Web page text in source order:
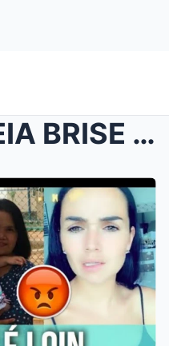
JAZZ CORREIA BRISE LE SILENCE : LES VÉRITÉS EXPLOS...